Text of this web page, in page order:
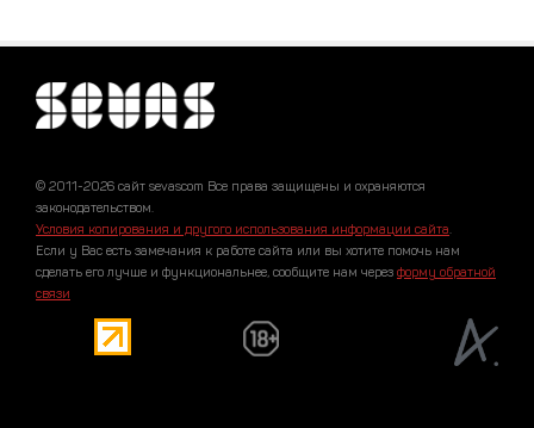
© 2011-2026 сайт sevascom Все права защищены и охраняются
законодательством.
Условия копирования и другого использования информации сайта.
Если у Вас есть замечания к работе сайта или вы хотите помочь нам
сделать его лучше и функциональнее, сообщите нам через форму обратной
связи